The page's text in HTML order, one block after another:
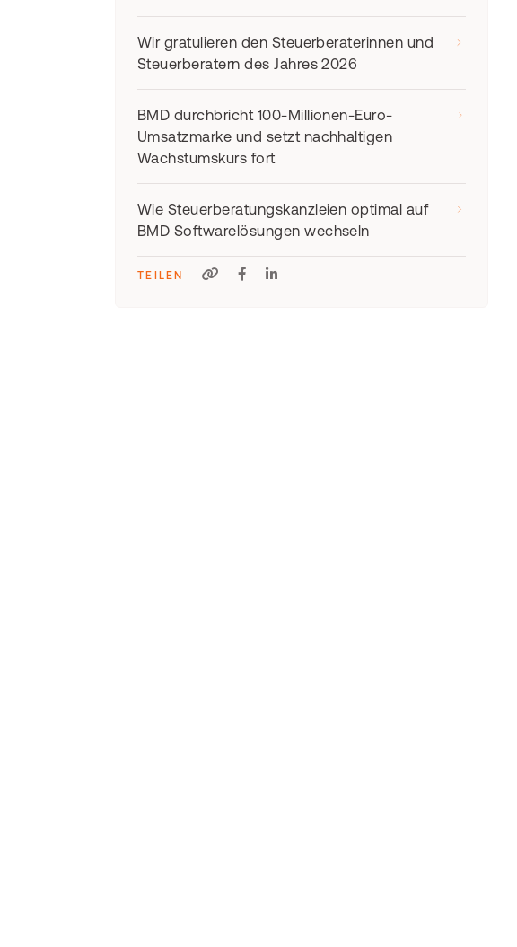
Wir gratulieren den Steuerberaterinnen und
Steuerberatern des Jahres 2026
BMD durchbricht 100-Millionen-Euro-
Umsatzmarke und setzt nachhaltigen
Wachstumskurs fort
Wie Steuerberatungskanzleien optimal auf
BMD Softwarelösungen wechseln
TEILEN